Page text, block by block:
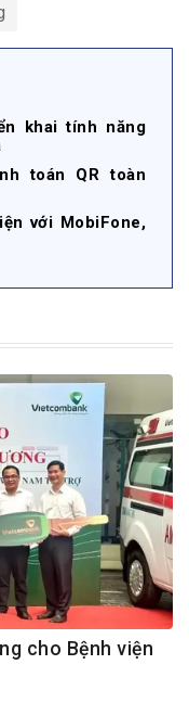
khai tính năng
toán QR toàn
với MobiFone,
cho Bệnh viện